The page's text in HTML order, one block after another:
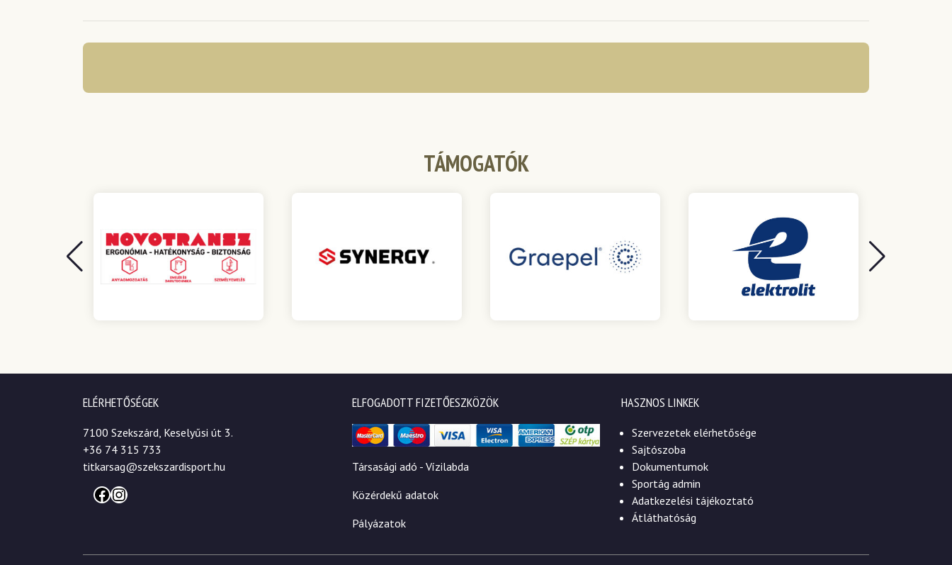
TÁMOGATÓK
ELÉRHETŐSÉGEK
7100 Szekszárd, Keselyűsi út 3.
+36 74 315 733
titkarsag@szekszardisport.hu
Facebook
Instagram
ELFOGADOTT FIZETŐESZKÖZÖK
Társasági adó - Vízilabda
Közérdekű adatok
Pályázatok
HASZNOS LINKEK
Szervezetek elérhetősége
Sajtószoba
Dokumentumok
Sportág admin
Adatkezelési tájékoztató
Átláthatóság